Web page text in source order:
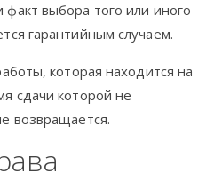
выбора того или иного
гарантийным случаем.
которая находится на
сдачи которой не
возвращается.